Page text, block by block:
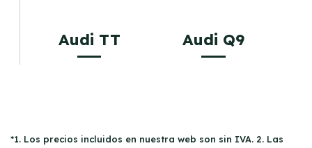
Audi TT Audi Q9
*1. Los precios incluidos en nuestra web son sin IVA. 2. Las